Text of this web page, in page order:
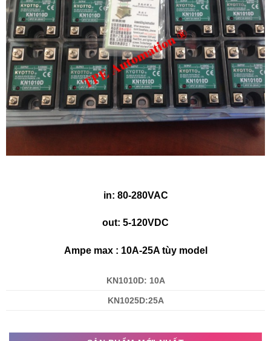
in: 80-280VAC
out: 5-120VDC
Ampe max : 10A-25A tùy model
KN1010D: 10A
KN1025D:25A